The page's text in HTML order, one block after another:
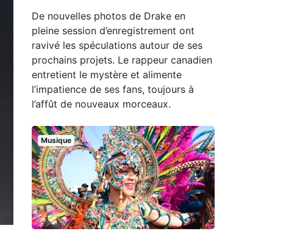
De nouvelles photos de Drake en
pleine session d’enregistrement ont
ravivé les spéculations autour de ses
prochains projets. Le rappeur canadien
entretient le mystère et alimente
l’impatience de ses fans, toujours à
l’affût de nouveaux morceaux.
Musique